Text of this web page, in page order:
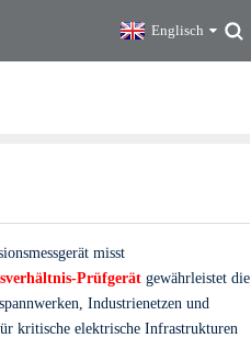
Englisch
misst
Prüfgerät gewährleistet die
Industrienetzen und
kritische elektrische Infrastrukturen